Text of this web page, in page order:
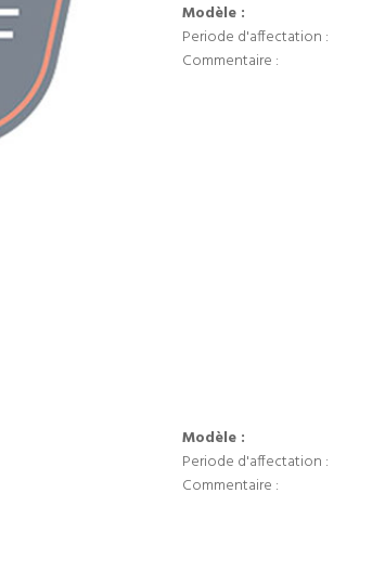
Modèle :
Periode d'affectation :
Commentaire :
Modèle :
Periode d'affectation :
Commentaire :